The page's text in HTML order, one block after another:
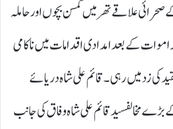
علاقے تھر میں کمسن بچوں اور حاملہ
کے بعد امدادی اقدامات میں ناکامی
کی زد میں رہی۔ قائم علی شاہ دریائے
بڑے مخالفسید قائم علی شاہ وفاق کی جانب